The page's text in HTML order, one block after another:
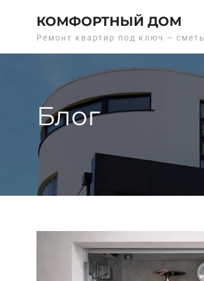
содержимому
КОМФОРТНЫЙ ДОМ
Ремонт квартир под ключ –
Блог